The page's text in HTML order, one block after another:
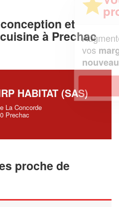
et
à Prechac
HABITAT (SAS)
La Concorde
Prechac
proche de
votrechiffre d'affaireset
tout en gagnant de